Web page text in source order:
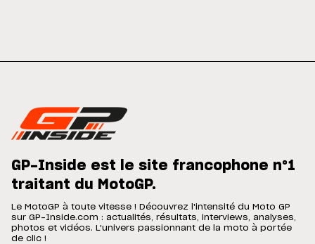
GP-Inside est le site francophone n°1
traitant du MotoGP.
Le MotoGP à toute vitesse ! Découvrez l'intensité du Moto GP
sur GP-Inside.com : actualités, résultats, interviews, analyses,
photos et vidéos. L'univers passionnant de la moto à portée
de clic !